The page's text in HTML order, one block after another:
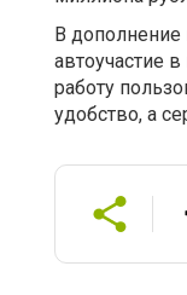
В
автоучастие
работу
удобство, а